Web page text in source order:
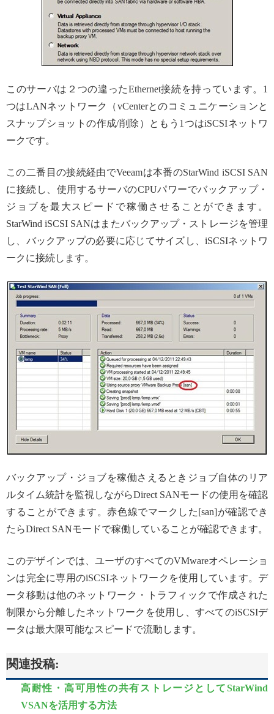
このサーバは２つの違ったEthernet接続を持っています。1
つはLANネットワーク（vCenterとのコミュニケーションと
スナップショットの作成/削除）ともう1つはiSCSIネットワ
ークです。
この二番目の接続経由でVeeamは本番のStarWind iSCSI SAN
に接続し、使用するサーバのCPUパワーでバックアップ・
ジョブを最大スピードで稼働させることができます。
StarWind iSCSI SANはまたバックアップ・ストレージを管理
し、バックアップの必要に応じてサイズし、iSCSIネットワ
ークに接続します。
バックアップ・ジョブを稼働さえるときジョブ自体のリア
ルタイム統計を監視しながらDirect SANモードの使用を確認
することができます。赤色線でマークした[san]が確認でき
たらDirect SANモードで稼働していることが確認できます。
このデザインでは、ユーザのすべてのVMwareオペレーショ
ンは完全に専用のiSCSIネットワークを使用しています。デ
ータ移動は他のネットワーク・トラフィックで作成された
制限から分離したネットワークを使用し、すべてのiSCSIデ
ータは最大限可能なスピードで流動します。
関連投稿:
高耐性・高可用性の共有ストレージとしてStarWind
VSANを活用する方法